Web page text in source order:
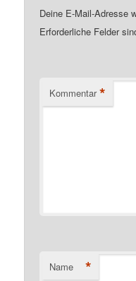
Deine E-Mail-Adresse
Erforderliche Felder
Kommentar *
Name *